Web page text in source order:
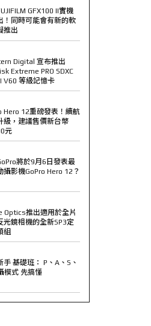
GFX100 II實機
！同時可能會有新的軟
推出
Digital 宣布推出
Extreme PRO SDXC
V60 等級記憶卡
Hero 12重磅發表！續航
級，建議售價新台幣
元
將於9月6日發表最
攝影機GoPro Hero 12？
Optics推出適用於全片
光鏡相機的全新SP3定
組
手 基礎班： P、A、S、
模式 先搞懂